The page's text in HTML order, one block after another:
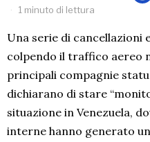
1 minuto di lettura
Una serie di
colpendo il traffico aereo
principali compagnie
dichiarano di stare
situazione in Venezuela,
interne hanno generato